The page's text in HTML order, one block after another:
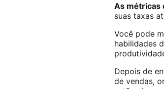
As métricas
suas taxas
Você pode
habilidades
Depois de
de vendas,